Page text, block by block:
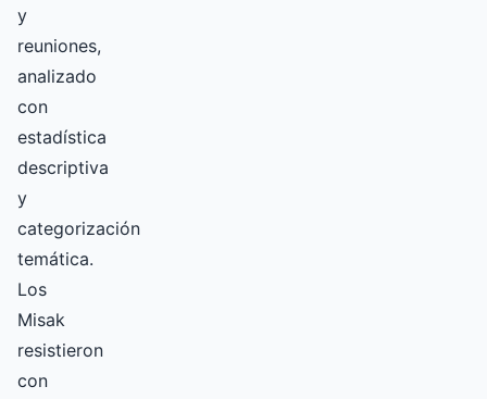
y
reuniones,
analizado
con
estadística
descriptiva
y
categorización
temática.
Los
Misak
resistieron
con